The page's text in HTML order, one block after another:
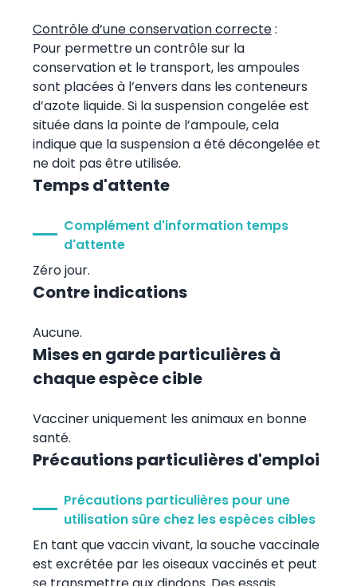
Contrôle d’une conservation correcte:
Pour permettre un contrôle sur la
conservation et le transport, les ampoules
sont placées à l’envers dans les conteneurs
d’azote liquide. Si la suspension congelée est
située dans la pointe de l’ampoule, cela
indique que la suspension a été décongelée et
ne doit pas être utilisée.
Temps d'attente
Complément d'information temps
d'attente
Zéro jour.
Contre indications
Aucune.
Mises en garde particulières à
chaque espèce cible
Vacciner uniquement les animaux en bonne
santé.
Précautions particulières d'emploi
Précautions particulières pour une
utilisation sûre chez les espèces cibles
En tant que vaccin vivant, la souche vaccinale
est excrétée par les oiseaux vaccinés et peut